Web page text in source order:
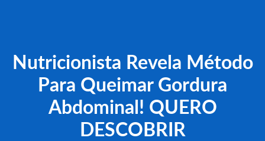
Nutricionista Revela Método
Para Queimar Gordura
Abdominal! QUERO
DESCOBRIR